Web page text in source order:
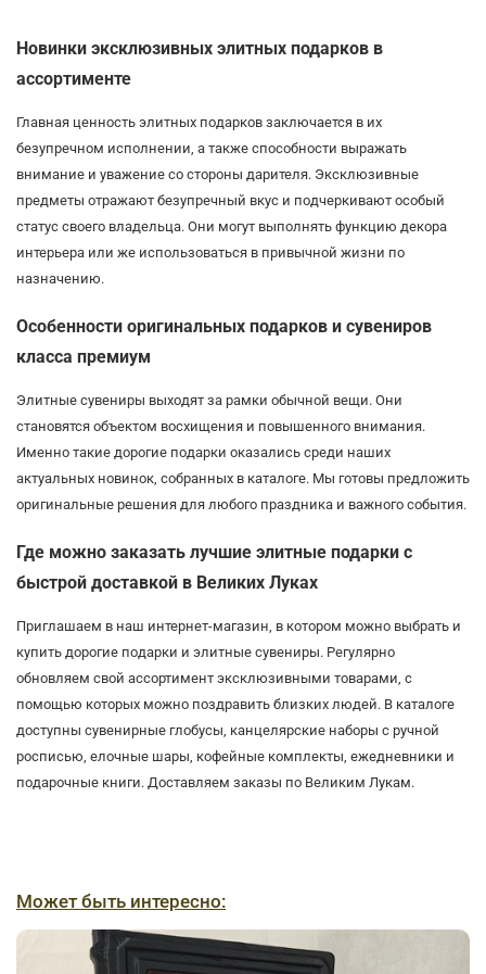
Новинки эксклюзивных элитных подарков в
ассортименте
Главная ценность элитных подарков заключается в их
безупречном исполнении, а также способности выражать
внимание и уважение со стороны дарителя. Эксклюзивные
предметы отражают безупречный вкус и подчеркивают особый
статус своего владельца. Они могут выполнять функцию декора
интерьера или же использоваться в привычной жизни по
назначению.
Особенности оригинальных подарков и сувениров
класса премиум
Элитные сувениры выходят за рамки обычной вещи. Они
становятся объектом восхищения и повышенного внимания.
Именно такие дорогие подарки оказались среди наших
актуальных новинок, собранных в каталоге. Мы готовы предложить
оригинальные решения для любого праздника и важного события.
Где можно заказать лучшие элитные подарки с
быстрой доставкой в Великих Луках
Приглашаем в наш интернет-магазин, в котором можно выбрать и
купить дорогие подарки и элитные сувениры. Регулярно
обновляем свой ассортимент эксклюзивными товарами, с
помощью которых можно поздравить близких людей. В каталоге
доступны сувенирные глобусы, канцелярские наборы с ручной
росписью, елочные шары, кофейные комплекты, ежедневники и
подарочные книги. Доставляем заказы по Великим Лукам.
Может быть интересно: